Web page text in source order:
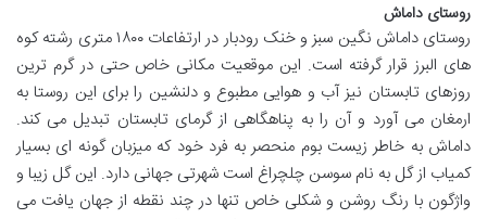
روستای داماش
روستای داماش نگین سبز و خنک رودبار در ارتفاعات ۱۸۰۰ متری رشته کوه
های البرز قرار گرفته است. این موقعیت مکانی خاص حتی در گرم ترین
روزهای تابستان نیز آب و هوایی مطبوع و دلنشین را برای این روستا به
ارمغان می آورد و آن را به پناهگاهی از گرمای تابستان تبدیل می کند.
داماش به خاطر زیست بوم منحصر به فرد خود که میزبان گونه ای بسیار
کمیاب از گل به نام سوسن چلچراغ است شهرتی جهانی دارد. این گل زیبا و
واژگون با رنگ روشن و شکلی خاص تنها در چند نقطه از جهان یافت می